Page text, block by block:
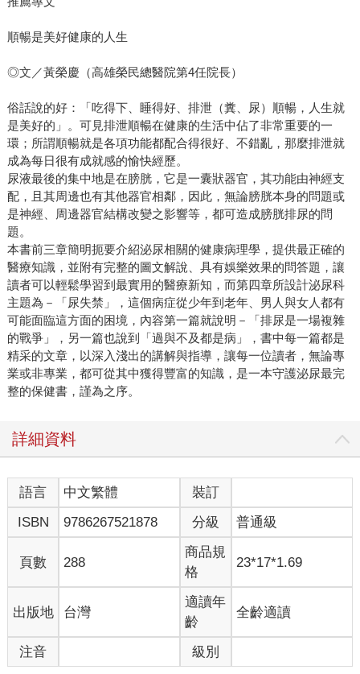
順暢是美好健康的人生
◎文／黃榮慶（高雄榮民總醫院第4任院長）
俗話說的好：「吃得下、睡得好、排泄（糞、尿）順暢，人生就
是美好的」。可見排泄順暢在健康的生活中佔了非常重要的一
環；所謂順暢就是各項功能都配合得很好、不錯亂，那麼排泄就
成為每日很有成就感的愉快經歷。
尿液最後的集中地是在膀胱，它是一囊狀器官，其功能由神經支
配，且其周邊也有其他器官相鄰，因此，無論膀胱本身的問題或
是神經、周邊器官結構改變之影響等，都可造成膀胱排尿的問
題。
本書前三章簡明扼要介紹泌尿相關的健康病理學，提供最正確的
醫療知識，並附有完整的圖文解說、具有娛樂效果的問答題，讓
讀者可以輕鬆學習到最實用的醫療新知，而第四章所設計泌尿科
主題為－「尿失禁」，這個病症從少年到老年、男人與女人都有
可能面臨這方面的困境，內容第一篇就說明－「排尿是一場複雜
的戰爭」，另一篇也說到「過與不及都是病」，書中每一篇都是
精采的文章，以深入淺出的講解與指導，讓每一位讀者，無論專
業或非專業，都可從其中獲得豐富的知識，是一本守護泌尿最完
整的保健書，謹為之序。
詳細資料
語言 中文繁體
裝訂
ISBN
9786267521878 分級 普通級
頁數 288
商品規
格
23*17*1.69
出版地 台灣
適讀年
齡
全齡適讀
注音 級別